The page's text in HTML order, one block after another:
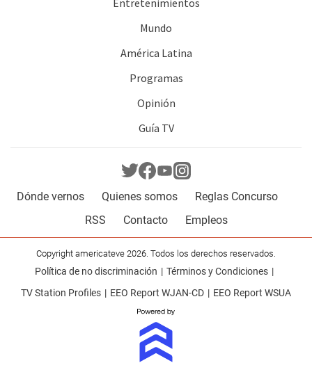
Mundo
América Latina
Programas
Opinión
Guía TV
Dónde vernos Quienes somos
Reglas Concurso
RSS
Contacto Empleos
Copyright americateve 2026. Todos los derechos reservados.
Política de no discriminación
Términos y Condiciones
TV Station Profiles
EEO Report WJAN-CD EEO Report WSUA